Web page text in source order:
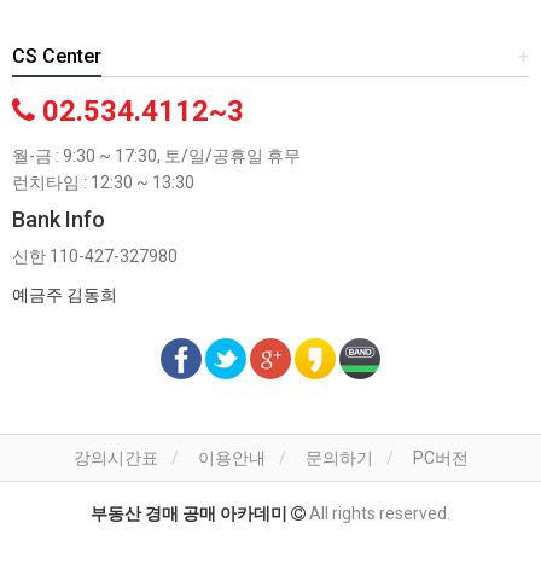
+
CS Center
02.534.4112~3
월-금 : 9:30 ~ 17:30, 토/일/공휴일 휴무
런치타임 : 12:30 ~ 13:30
Bank Info
신한 110-427-327980
예금주 김동희
강의시간표 이용안내 문의하기 PC버전
부동산 경매 공매 아카데미 All rights reserved.